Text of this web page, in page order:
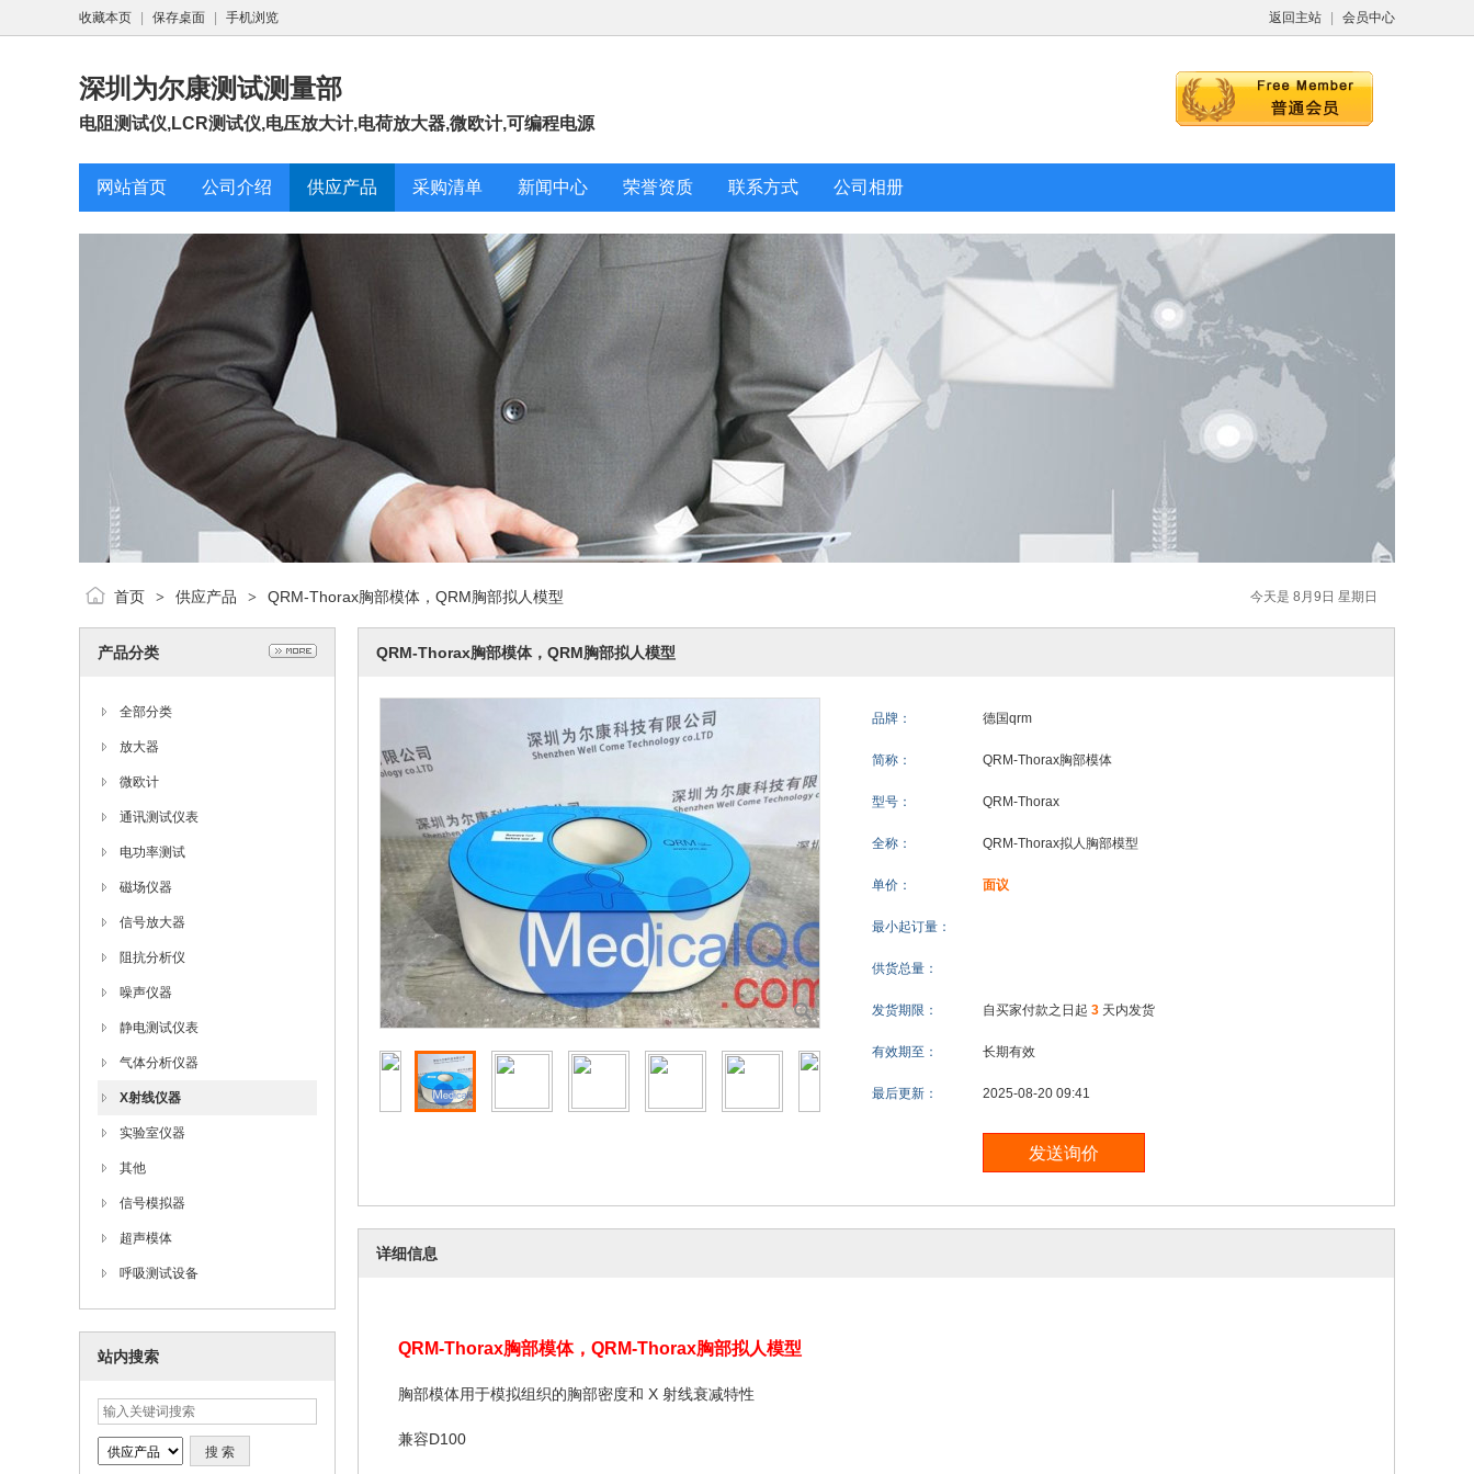
返回主站 会员中心
收藏本页 保存桌面 手机浏览
深圳为尔康测试测量部
电阻测试仪,LCR测试仪,电压放大计,电荷放大器,微欧计,可编程电源
网站首页 公司介绍 供应产品 采购清单 新闻中心 荣誉资质 联系方式 公司相册
今天是 8月9日 星期日
首页 > 供应产品 > QRM-Thorax胸部模体，QRM胸部拟人模型
产品分类
全部分类
放大器
微欧计
通讯测试仪表
电功率测试
磁场仪器
信号放大器
阻抗分析仪
噪声仪器
静电测试仪表
气体分析仪器
X射线仪器
实验室仪器
其他
信号模拟器
超声模体
呼吸测试设备
站内搜索
QRM-Thorax胸部模体，QRM胸部拟人模型
品牌： 德国qrm
简称： QRM-Thorax胸部模体
型号： QRM-Thorax
全称： QRM-Thorax拟人胸部模型
单价： 面议
最小起订量：
供货总量：
发货期限： 自买家付款之日起 3 天内发货
有效期至： 长期有效
最后更新： 2025-08-20 09:41
详细信息
QRM-Thorax胸部模体，QRM-Thorax胸部拟人模型
胸部模体用于模拟组织的胸部密度和 X 射线衰减特性
兼容D100